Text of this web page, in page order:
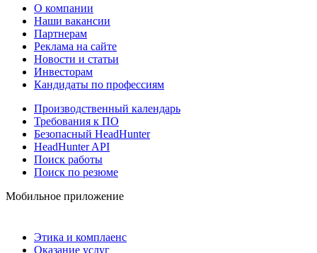
О компании
Наши вакансии
Партнерам
Реклама на сайте
Новости и статьи
Инвесторам
Кандидаты по профессиям
Производственный календарь
Требования к ПО
Безопасный HeadHunter
HeadHunter API
Поиск работы
Поиск по резюме
Мобильное приложение
Этика и комплаенс
Оказание услуг